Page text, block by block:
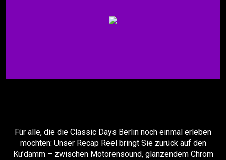
Für alle, die die Classic Days Berlin noch einmal erleben
möchten: Unser Recap Reel bringt Sie zurück auf den
Ku’damm – zwischen Motorensound, glänzendem Chrom